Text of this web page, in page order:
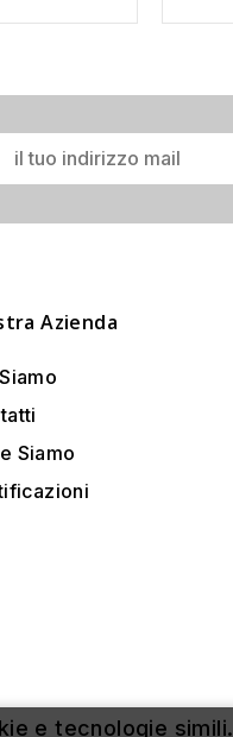
Azienda
Siamo
e tecnologie simili.